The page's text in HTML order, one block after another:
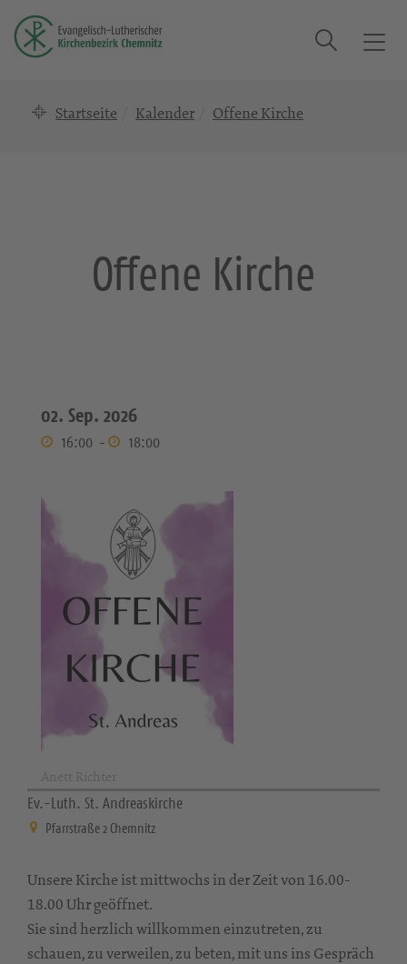
T
Suche
Startseite Kalender Offene Kirche
Offene Kirche
02. Sep. 2026
16:00 - 18:00
Ev.-Luth. St. Andreaskirche
Pfarrstraße 2 Chemnitz
Unsere Kirche ist mittwochs in der Zeit von 16.00-
18.00 Uhr geöffnet.
Sie sind herzlich willkommen einzutreten, zu
schauen, zu verweilen, zu beten, mit uns ins Gespräch